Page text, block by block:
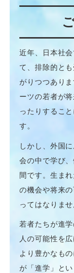
近年、日本社
て、排除的と
がりつつあり
ーツの若者が
ったりするこ
す。
しかし、外国
会の中で学び
間です。生ま
の機会や将来
ってはなりませ
若者たちが進
人の可能性を
より豊かなも
が「進学」と